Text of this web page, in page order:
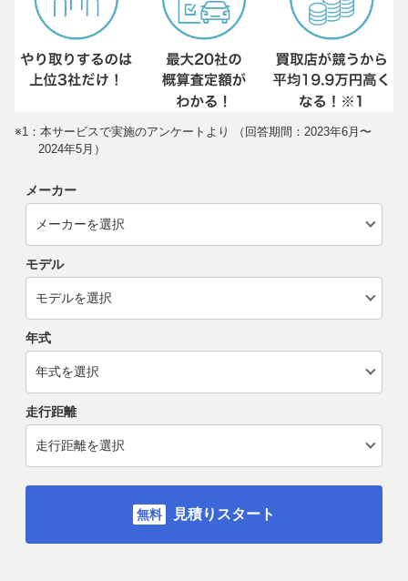
※1：本サービスで実施のアンケートより （回答期間：2023年6月〜
2024年5月）
メーカー
モデル
年式
走行距離
見積りスタート